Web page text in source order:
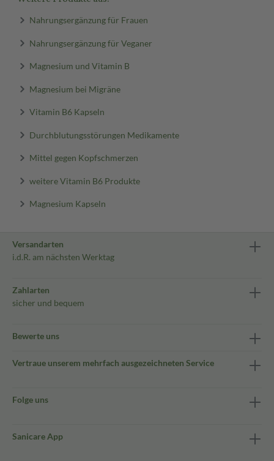
Nahrungsergänzung für Frauen
Nahrungsergänzung für Veganer
Magnesium und Vitamin B
Magnesium bei Migräne
Vitamin B6 Kapseln
Durchblutungsstörungen Medikamente
Mittel gegen Kopfschmerzen
weitere Vitamin B6 Produkte
Magnesium Kapseln
Versandarten
i.d.R. am nächsten Werktag
Zahlarten
sicher und bequem
Bewerte uns
Vertraue unserem mehrfach ausgezeichneten Service
Folge uns
Sanicare App